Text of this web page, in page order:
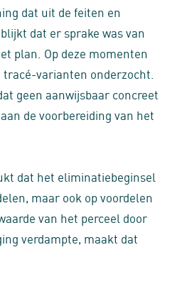
dat uit de feiten en
dat er sprake was van
plan. Op deze momenten
varianten onderzocht.
geen aanwijsbaar concreet
de voorbereiding van het
dat het eliminatiebeginsel
maar ook op voordelen
van het perceel door
verdampte, maakt dat